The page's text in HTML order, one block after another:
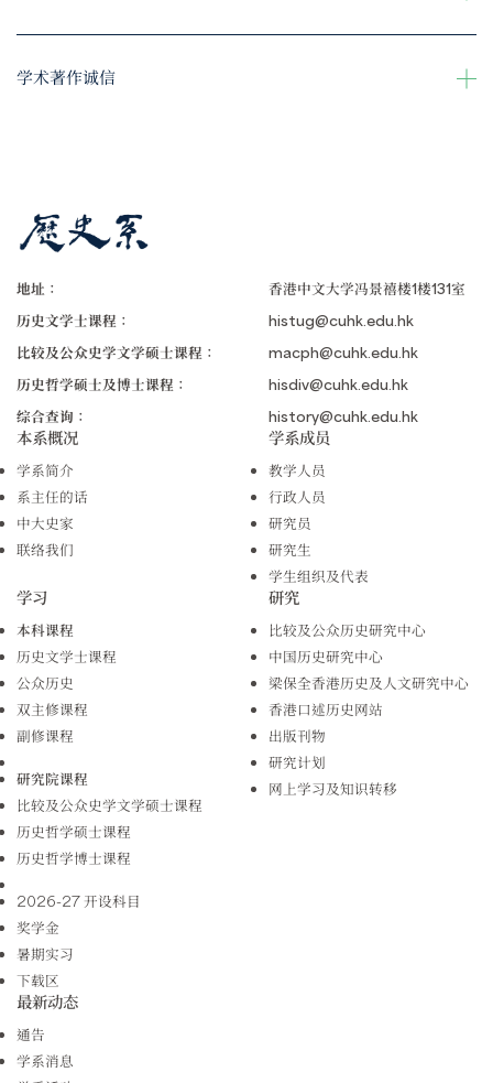
学术著作诚信
地址：
香港中文大学冯景禧楼1楼131室
历史文学士课程：
histug@cuhk.edu.hk
比较及公众史学文学硕士课程：
macph@cuhk.edu.hk
历史哲学硕士及博士课程：
hisdiv@cuhk.edu.hk
综合查询：
history@cuhk.edu.hk
本系概况
学系简介
系主任的话
中大史家
联络我们
学系成员
教学人员
行政人员
研究员
研究生
学生组织及代表
学习
本科课程
历史文学士课程
公众历史
双主修课程
副修课程
研究院课程
比较及公众史学文学硕士课程
历史哲学硕士课程
历史哲学博士课程
2026-27 开设科目
奖学金
暑期实习
下载区
研究
比较及公众历史研究中心
中国历史研究中心
梁保全香港历史及人文研究中心
香港口述历史网站
出版刊物
研究计划
网上学习及知识转移
最新动态
通告
学系消息